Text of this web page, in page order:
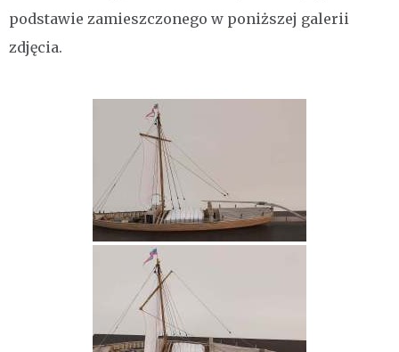
podstawie zamieszczonego w poniższej galerii
zdjęcia.